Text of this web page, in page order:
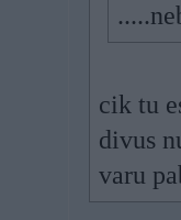
cik tu
divus
varu